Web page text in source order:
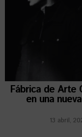
Fábrica de Arte
en una
13 abril,